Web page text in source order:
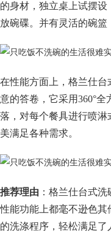
的身材，独立桌上试摆
放碗碟。并有灵活的碗篮
在性能方面上，格兰仕
意的答卷，它采用360°
落，对每个餐具进行喷
美满足各种需求。
推荐理由 ：格兰仕台式
性能功能上都毫不逊色
的洗涤程序，轻松满足了